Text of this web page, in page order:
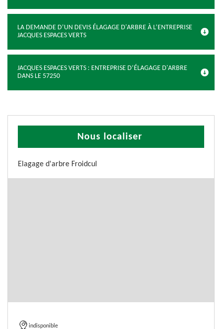
LA DEMANDE D’UN DEVIS ÉLAGAGE D'ARBRE À L’ENTREPRISE
JACQUES ESPACES VERTS
JACQUES ESPACES VERTS : ENTREPRISE D’ÉLAGAGE D'ARBRE
DANS LE 57250
Nous localiser
Elagage d'arbre Froidcul
indisponible